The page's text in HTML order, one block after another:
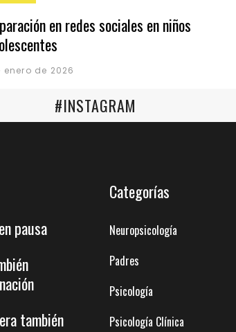
en redes sociales en niños
enero de 2026
#INSTAGRAM
pausa
también
Categorías
Neuropsicología
Padres
Psicología
Psicología Clínica